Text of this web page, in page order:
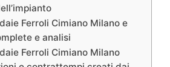
Ferroli Cimiano Milano e
e analisi
Ferroli Cimiano Milano